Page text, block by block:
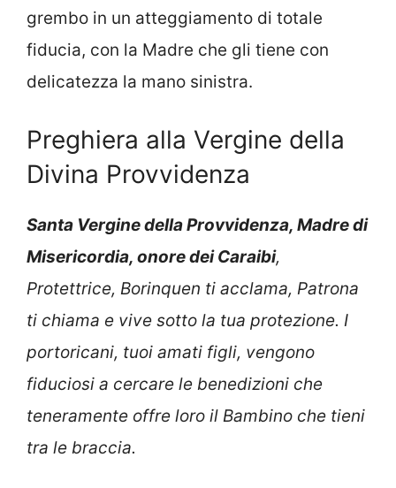
grembo in un atteggiamento di totale
fiducia, con la Madre che gli tiene con
delicatezza la mano sinistra.
Preghiera alla Vergine della
Divina Provvidenza
Santa Vergine della Provvidenza, Madre di
Misericordia, onore dei Caraibi,
Protettrice, Borinquen ti acclama, Patrona
ti chiama e vive sotto la tua protezione. I
portoricani, tuoi amati figli, vengono
fiduciosi a cercare le benedizioni che
teneramente offre loro il Bambino che tieni
tra le braccia.